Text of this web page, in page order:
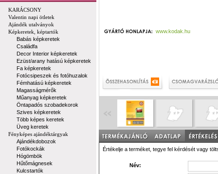
KARÁCSONY
Valentin napi ötletek
Ajándék utalványok
Képkeretek, képtartók
Babás képkeretek
Családfa
Decor Interior képkeretek
Ezüst/arany hatású képkeretek
Fa képkeretek
Fotócsipeszek és fotóhuzalok
Fémhatású képkeretek
Magasságmérők
Műanyag képkeretek
Öntapadós szobadekorok
Szives képkeretek
Több képes keretek
Üveg keretek
Fényképes ajándéktárgyak
Ajándékdobozok
Fotókockák
Hógömbök
Hűtőmágnesek
Kulcstartók
www.kodak.hu
Értékelje a terméket, tegye fel kérdését vagy
Név: